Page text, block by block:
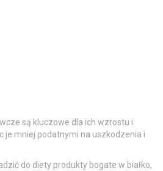
są kluczowe dla ich wzrostu i
je mniej podatnymi na uszkodzenia i
do diety produkty bogate w białko,